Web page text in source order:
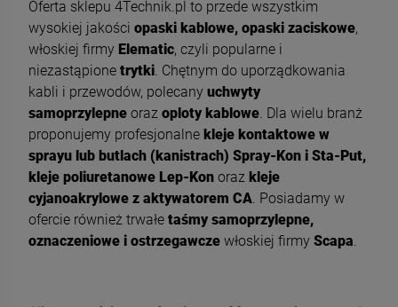
Oferta sklepu 4Technik.pl to przede wszystkim
wysokiej jakości opaski kablowe, opaski zaciskowe,
włoskiej firmy Elematic, czyli popularne i
niezastąpione trytki . Chętnym do uporządkowania
kabli i przewodów, polecany uchwyty
samoprzylepne oraz oploty kablowe . Dla wielu branż
proponujemy profesjonalne kleje kontaktowe w
sprayu lub butlach (kanistrach) Spray-Kon i Sta-Put,
kleje poliuretanowe Lep-Kon oraz kleje
cyjanoakrylowe z aktywatorem CA . Posiadamy w
ofercie również trwałe taśmy samoprzylepne,
oznaczeniowe i ostrzegawcze włoskiej firmy Scapa